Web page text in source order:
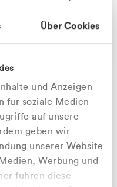
Über Cookies
und Anzeigen
für soziale Medien
auf unsere
geben wir
unserer Website
Werbung und
führen diese